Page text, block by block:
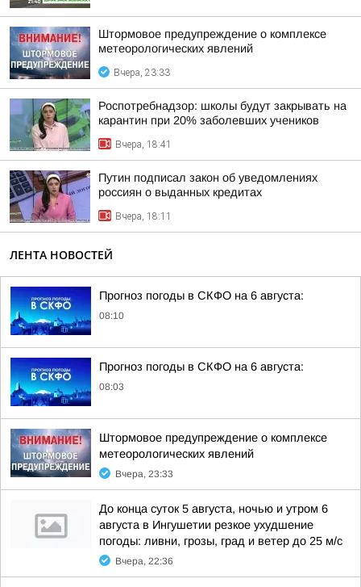
Штормовое предупреждение о комплексе
метеорологических явлений
Вчера, 23:33
Роспотребнадзор: школы будут закрывать на
карантин при 20% заболевших учеников
Вчера, 18:41
Путин подписал закон об уведомлениях
россиян о выданных кредитах
Вчера, 18:11
ЛЕНТА НОВОСТЕЙ
Прогноз погоды в СКФО на 6 августа:
08:10
Прогноз погоды в СКФО на 6 августа:
08:03
Штормовое предупреждение о комплексе
метеорологических явлений
Вчера, 23:33
До конца суток 5 августа, ночью и утром 6
августа в Ингушетии резкое ухудшение
погоды: ливни, грозы, град и ветер до 25 м/с
Вчера, 22:36